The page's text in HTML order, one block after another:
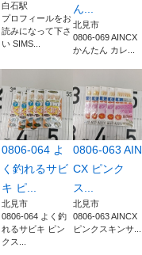
白石駅
プロフィールをお
読みになって下さ
い SIMS...
ん...
北見市
0806-069 AINCX
かんたん カレ...
0806-064 よ
く釣れるサビ
キ ピ...
北見市
0806-064 よく釣
れるサビキ ピン
クス...
0806-063 AIN
CX ピンク
ス...
北見市
0806-063 AINCX
ピンクスキンサ...